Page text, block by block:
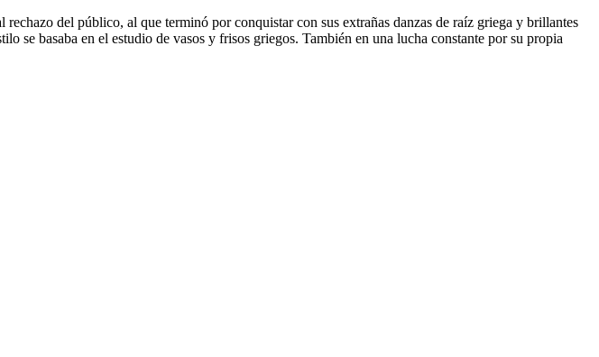
del público, al que terminó por conquistar con sus extrañas danzas de raíz griega y brillantes
se basaba en el estudio de vasos y frisos griegos. También en una lucha constante por su propia